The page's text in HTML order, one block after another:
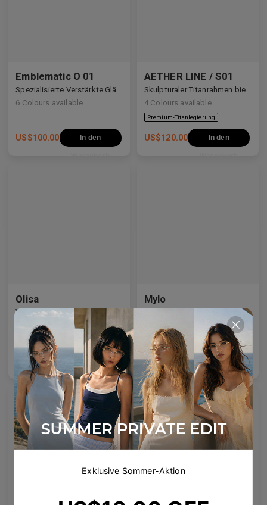
Emblematic O 01
6 Colours available
US$100.00 In den
AETHER LINE / S01
4 Colours available
US$120.00 In den
Olisa
Colours available
US$80.00
US$68.00 In den Warenkorb
Mylo
Konzentrischer Stil, verführerische Konstruktion
Colours available
US$70.00
US$59.50 In den Warenkorb
Neu
Exklusive Sommer-Aktion